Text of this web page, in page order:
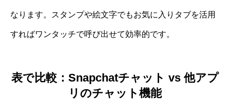
なります。スタンプや絵文字でもお気に入りタブを活用
すればワンタッチで呼び出せて効率的です。
表で比較：Snapchatチャット vs 他アプ
リのチャット機能